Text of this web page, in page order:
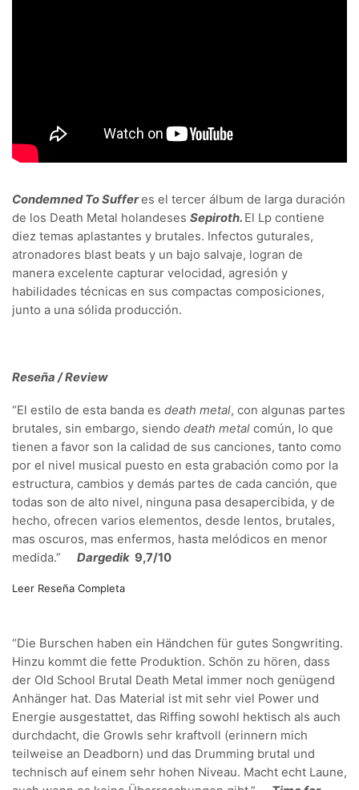
Condemned To Sufferes el tercer álbum de larga duración
de los Death Metal holandeses Sepiroth. El Lp contiene
diez temas aplastantes y brutales. Infectos guturales,
atronadores blast beats y un bajo salvaje, logran de
manera excelente capturar velocidad, agresión y
habilidades técnicas en sus compactas composiciones,
junto a una sólida producción.
Reseña / Review
“El estilo de esta banda es death metal, con algunas partes
brutales, sin embargo, siendo death metal común, lo que
tienen a favor son la calidad de sus canciones, tanto como
por el nivel musical puesto en esta grabación como por la
estructura, cambios y demás partes de cada canción, que
todas son de alto nivel, ninguna pasa desapercibida, y de
hecho, ofrecen varios elementos, desde lentos, brutales,
mas oscuros, mas enfermos, hasta melódicos en menor
medida.”
Dargedik 9,7/10
Leer Reseña Completa
“Die Burschen haben ein Händchen für gutes Songwriting.
Hinzu kommt die fette Produktion. Schön zu hören, dass
der Old School Brutal Death Metal immer noch genügend
Anhänger hat. Das Material ist mit sehr viel Power und
Energie ausgestattet, das Riffing sowohl hektisch als auch
durchdacht, die Growls sehr kraftvoll (erinnern mich
teilweise an Deadborn) und das Drumming brutal und
technisch auf einem sehr hohen Niveau. Macht echt Laune,